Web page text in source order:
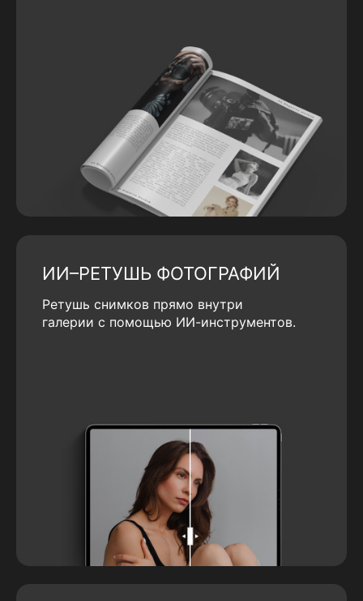
ИИ–РЕТУШЬ ФОТОГРАФИЙ
Ретушь снимков прямо внутри
галерии с помощью ИИ-инструментов.